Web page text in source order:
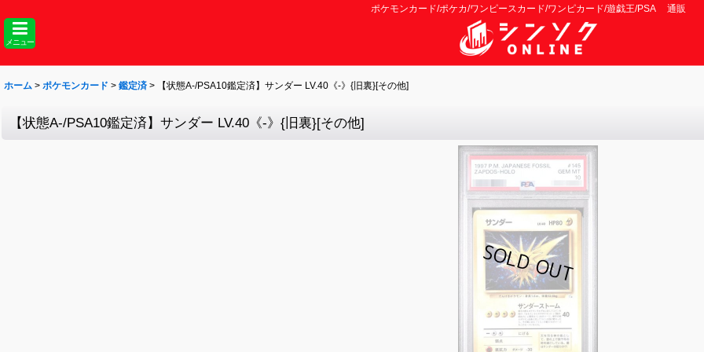
ポケモンカード/ポケカ/ワンピースカード/ワンピカード/遊戯王/PSA 通販
メニュー
ホーム > ポケモンカード > 鑑定済 > 【状態A-/PSA10鑑定済】サンダー LV.40《-》{旧裏}[その他]
【状態A-/PSA10鑑定済】サンダー LV.40《-》{旧裏}[その他]